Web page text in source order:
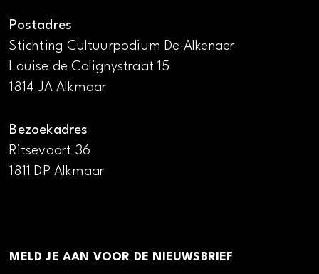
Postadres
Stichting Cultuurpodium De Alkenaer
Louise de Colignystraat 15
1814 JA Alkmaar
Bezoekadres
Ritsevoort 36
1811 DP Alkmaar
MELD JE AAN VOOR DE NIEUWSBRIEF